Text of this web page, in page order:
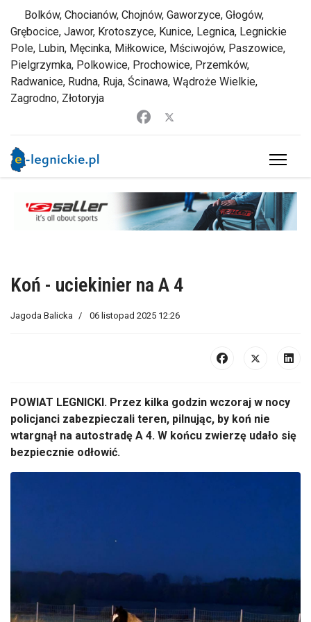
Bolków, Chocianów, Chojnów, Gaworzyce, Głogów,
Grębocice, Jawor, Krotoszyce, Kunice, Legnica, Legnickie
Pole, Lubin, Męcinka, Miłkowice, Mściwojów, Paszowice,
Pielgrzymka, Polkowice, Prochowice, Przemków,
Radwanice, Rudna, Ruja, Ścinawa, Wądroże Wielkie,
Zagrodno, Złotoryja
Koń - uciekinier na A 4
Jagoda Balicka 06 listopad 2025 12:26
POWIAT LEGNICKI. Przez kilka godzin wczoraj w nocy
policjanci zabezpieczali teren, pilnując, by koń nie
wtargnął na autostradę A 4. W końcu zwierzę udało się
bezpiecznie odłowić.